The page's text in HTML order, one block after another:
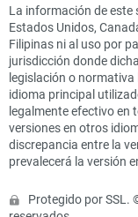
La información de este
Estados Unidos,
Filipinas ni al uso por
jurisdicción donde
legislación o normativa
idioma principal
legalmente efectivo en
versiones en otros
discrepancia entre la
prevalecerá la versión
Protegido por SSL.